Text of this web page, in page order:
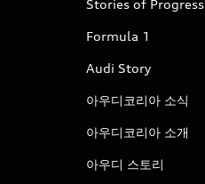
Stories of Progress
Formula 1
Audi Story
아우디코리아 소식
아우디코리아 소개
아우디 스토리